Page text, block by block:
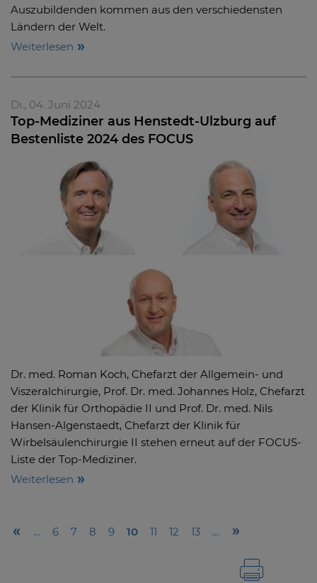
Auszubildenden kommen aus den verschiedensten
Ländern der Welt.
Weiterlesen
Di., 04. Juni 2024
Top-Mediziner aus Henstedt-Ulzburg auf
Bestenliste 2024 des FOCUS
Dr. med. Roman Koch, Chefarzt der Allgemein- und
Viszeralchirurgie, Prof. Dr. med. Johannes Holz, Chefarzt
der Klinik für Orthopädie II und Prof. Dr. med. Nils
Hansen-Algenstaedt, Chefarzt der Klinik für
Wirbelsäulenchirurgie II stehen erneut auf der FOCUS-
Liste der Top-Mediziner.
Weiterlesen
… 6 7 8 9 10 11 12 13 …